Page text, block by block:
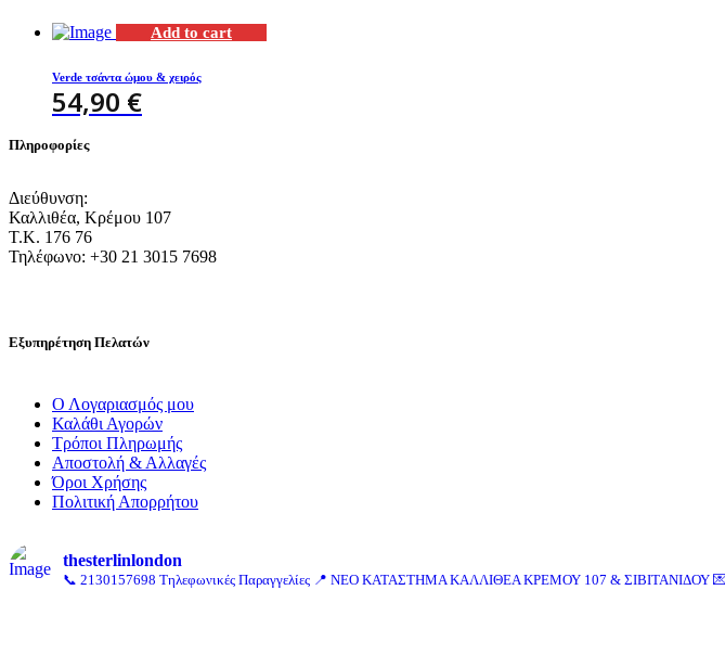
Add to cart
Verde τσάντα ώμου & χειρός
54,90 €
Πληροφορίες
Διεύθυνση:
Καλλιθέα, Κρέμου 107
Τ.Κ. 176 76
Τηλέφωνο: +30 21 3015 7698
Εξυπηρέτηση Πελατών
Ο Λογαριασμός μου
Καλάθι Αγορών
Τρόποι Πληρωμής
Αποστολή & Αλλαγές
Όροι Χρήσης
Πολιτική Απορρήτου
thesterlinlondon
📞 2130157698 Τηλεφωνικές Παραγγελίες 📍 ΝΕΟ ΚΑΤΑΣΤΗΜΑ ΚΑΛΛΙΘΕΑ ΚΡΕΜΟΥ 107 & ΣΙΒΙΤΑΝΙΔΟΥ